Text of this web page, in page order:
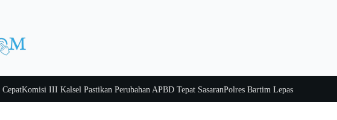
Komisi III Kalsel Pastikan Perubahan APBD Tepat SasaranPolres Bartim Lepas Bakti Sosial